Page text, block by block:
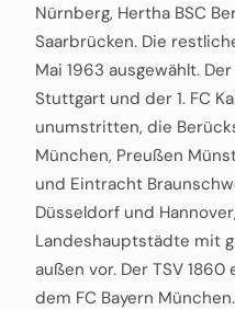
Nürnberg, Hertha BSC
Saarbrücken. Die
Mai 1963 ausgewählt.
Stuttgart und der 1. FC
unumstritten, die
München, Preußen
und Eintracht
Düsseldorf und
Landeshauptstädte mit
außen vor. Der TSV
dem FC Bayern